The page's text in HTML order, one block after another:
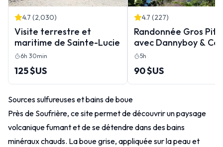
4.7 (2,030)
Visite terrestre et
maritime de Sainte-Lucie
6h 30min
125 $US
4.7 (227)
Randonnée Gros
avec Dannyboy & Co.
5h
90 $US
Sources sulfureuses et bains de boue
Près de Soufrière, ce site permet de découvrir un paysage
volcanique fumant et de se détendre dans des bains
minéraux chauds. La boue grise, appliquée sur la peau et